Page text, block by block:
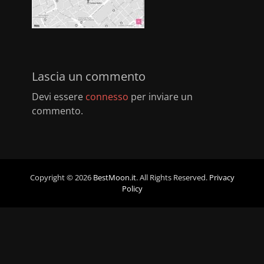
Lascia un commento
Devi essere connesso per inviare un
commento.
Copyright © 2026 BestMoon.it. All Rights Reserved. Privacy
Policy